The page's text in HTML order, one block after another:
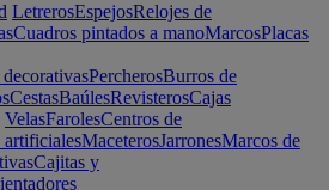
LetrerosEspejosRelojes de
Cuadros pintados a manoMarcosPlacas
PercherosBurros de
CestasBaúlesRevisterosCajas
VelasFarolesCentros de
artificialesMaceterosJarronesMarcos de
Cajitas y